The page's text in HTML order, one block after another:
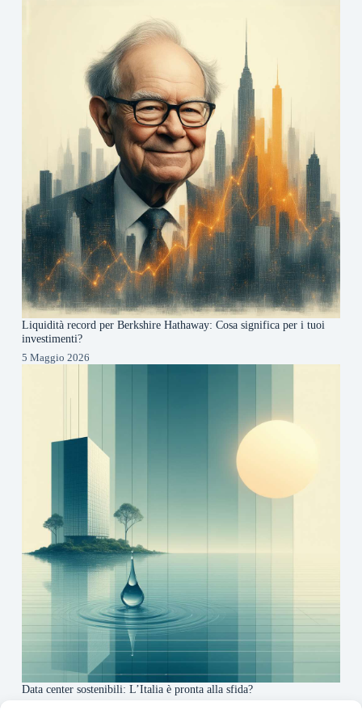
Liquidità record per Berkshire Hathaway: Cosa significa per i tuoi
investimenti?
5 Maggio 2026
Data center sostenibili: L’Italia è pronta alla sfida?